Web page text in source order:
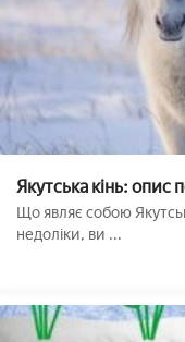
Якутська кінь: опис
Що являє собою
недоліки, ви ...